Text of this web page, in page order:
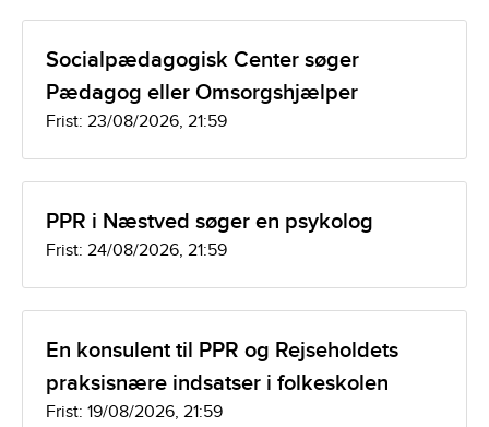
Socialpædagogisk Center søger
Pædagog eller Omsorgshjælper
Frist: 23/08/2026, 21:59
PPR i Næstved søger en psykolog
Frist: 24/08/2026, 21:59
En konsulent til PPR og Rejseholdets
praksisnære indsatser i folkeskolen
Frist: 19/08/2026, 21:59